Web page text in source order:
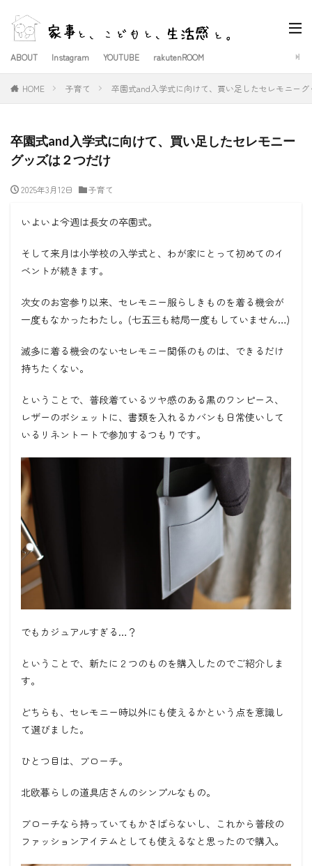
ABOUT Instagram YOUTUBE rakutenROOM
HOME 子育て 卒園式and入学式に向けて、買い足したセレモニー
卒園式and入学式に向けて、買い足したセレモニー
グッズは２つだけ
2025年3月12日 子育て
いよいよ今週は長女の卒園式。
そして来月は小学校の入学式と、わが家にとって初めてのイ
ベントが続きます。
次女のお宮参り以来、セレモニー服らしきものを着る機会が
一度もなかったわたし。(七五三も結局一度もしていません…)
滅多に着る機会のないセレモニー関係のものは、できるだけ
持ちたくない。
ということで、普段着ているツヤ感のある黒のワンピース、
レザーのポシェットに、書類を入れるカバンも日常使いして
いるリネントートで参加するつもりです。
でもカジュアルすぎる…？
ということで、新たに２つのものを購入したのでご紹介しま
す。
どちらも、セレモニー時以外にも使えるかという点を意識し
て選びました。
ひとつ目は、ブローチ。
北欧暮らしの道具店さんのシンプルなもの。
ブローチなら持っていてもかさばらないし、これから普段の
ファッションアイテムとしても使えるなと思ったので購入。